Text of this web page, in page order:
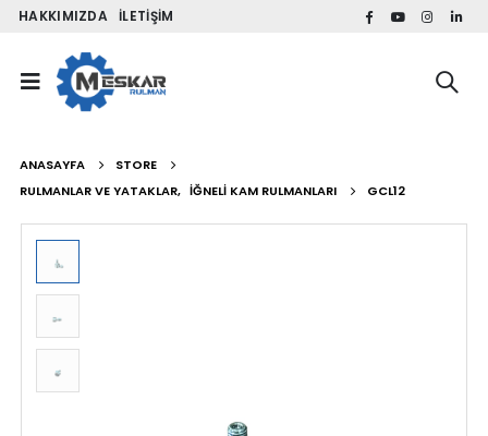
HAKKIMIZDA İLETIŞIM
ANASAYFA
STORE
RULMANLAR VE YATAKLAR, İĞNELI KAM RULMANLARI GCL12